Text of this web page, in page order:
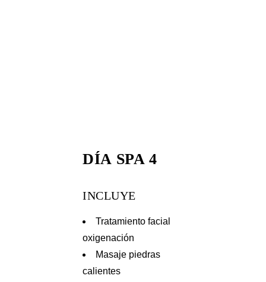
DÍA SPA 4
INCLUYE
Tratamiento facial
oxigenación
Masaje piedras
calientes